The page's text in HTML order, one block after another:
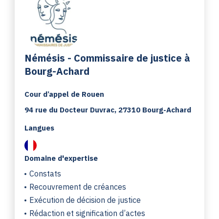
Némésis - Commissaire de justice à
Bourg-Achard
Cour d’appel de Rouen
94 rue du Docteur Duvrac, 27310 Bourg-Achard
Domaine d'expertise
Constats
Recouvrement de créances
Exécution de décision de justice
Rédaction et signification d’actes
Langues